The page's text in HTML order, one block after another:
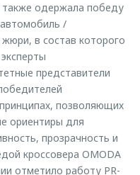
также одержала победу
/
в состав которого
представители
позволяющих
ориентиры для
прозрачность и
кроссовера OMODA
отметило работу PR-